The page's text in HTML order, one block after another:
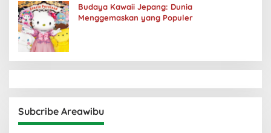
Budaya Kawaii Jepang: Dunia
Menggemaskan yang Populer
Subcribe Areawibu